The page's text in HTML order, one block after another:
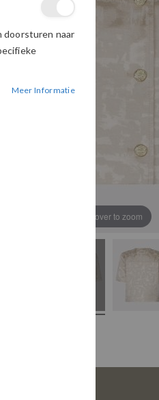
Hover to zoom
doorsturen naar
Meer Informatie